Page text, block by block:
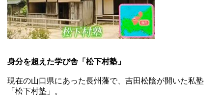
身分を超えた学び舎「松下村塾」
現在の山口県にあった長州藩で、吉田松陰が開いた私塾
「松下村塾」。